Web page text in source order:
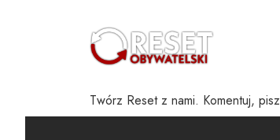
Twórz Reset z nami. Komentuj, pisz
i wspieraj